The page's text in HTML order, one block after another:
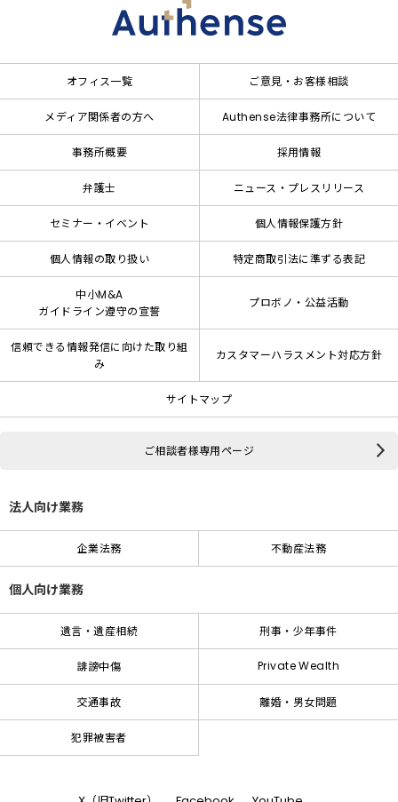
オフィス一覧 ご意見・お客様相談
メディア関係者の方へ Authense法律事務所について
事務所概要 採用情報
弁護士 ニュース・プレスリリース
セミナー・イベント 個人情報保護方針
個人情報の取り扱い 特定商取引法に準ずる表記
中小M&A
ガイドライン遵守の宣誓
プロボノ・公益活動
信頼できる情報発信に向けた取り組
み
カスタマーハラスメント対応方針
サイトマップ
ご相談者様専用ページ
法人向け業務
企業法務 不動産法務
個人向け業務
遺言・遺産相続 刑事・少年事件
誹謗中傷 Private Wealth
交通事故 離婚・男女問題
犯罪被害者